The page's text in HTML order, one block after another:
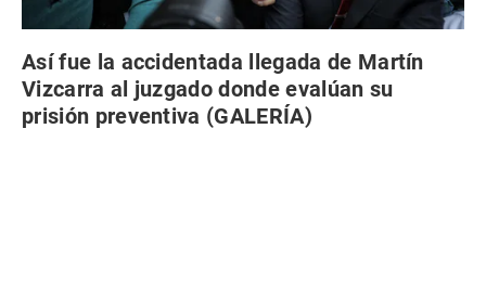
Así fue la accidentada llegada de Martín
Vizcarra al juzgado donde evalúan su
prisión preventiva (GALERÍA)